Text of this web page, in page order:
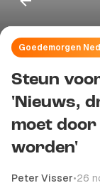
Goedemorgen
Steun
'Nieuws,
moet door
worden'
Peter Visser•26